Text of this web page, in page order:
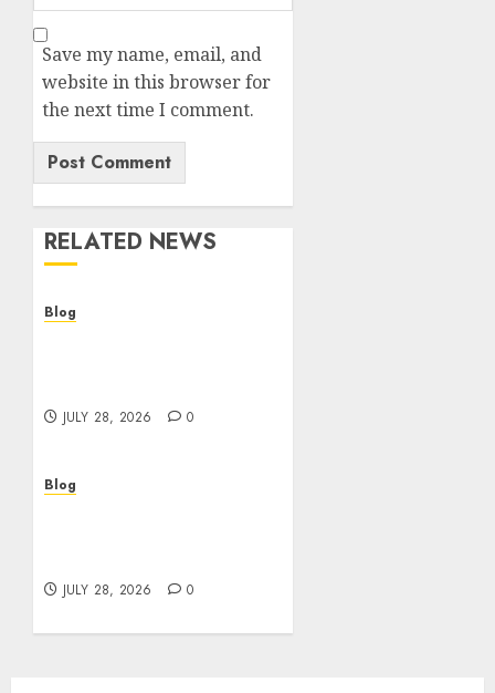
Save my name, email, and
website in this browser for
the next time I comment.
RELATED NEWS
Blog
JULY 28, 2026 0
Blog
JULY 28, 2026 0